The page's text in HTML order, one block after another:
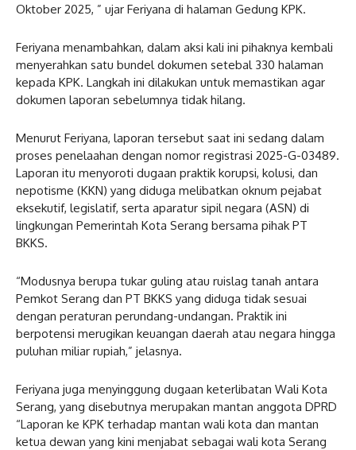
Oktober 2025, ” ujar Feriyana di halaman Gedung KPK.
Feriyana menambahkan, dalam aksi kali ini pihaknya kembali
menyerahkan satu bundel dokumen setebal 330 halaman
kepada KPK. Langkah ini dilakukan untuk memastikan agar
dokumen laporan sebelumnya tidak hilang.
Menurut Feriyana, laporan tersebut saat ini sedang dalam
proses penelaahan dengan nomor registrasi 2025-G-03489.
Laporan itu menyoroti dugaan praktik korupsi, kolusi, dan
nepotisme (KKN) yang diduga melibatkan oknum pejabat
eksekutif, legislatif, serta aparatur sipil negara (ASN) di
lingkungan Pemerintah Kota Serang bersama pihak PT
BKKS.
“Modusnya berupa tukar guling atau ruislag tanah antara
Pemkot Serang dan PT BKKS yang diduga tidak sesuai
dengan peraturan perundang-undangan. Praktik ini
berpotensi merugikan keuangan daerah atau negara hingga
puluhan miliar rupiah,” jelasnya.
Feriyana juga menyinggung dugaan keterlibatan Wali Kota
Serang, yang disebutnya merupakan mantan anggota DPRD
“Laporan ke KPK terhadap mantan wali kota dan mantan
ketua dewan yang kini menjabat sebagai wali kota Serang